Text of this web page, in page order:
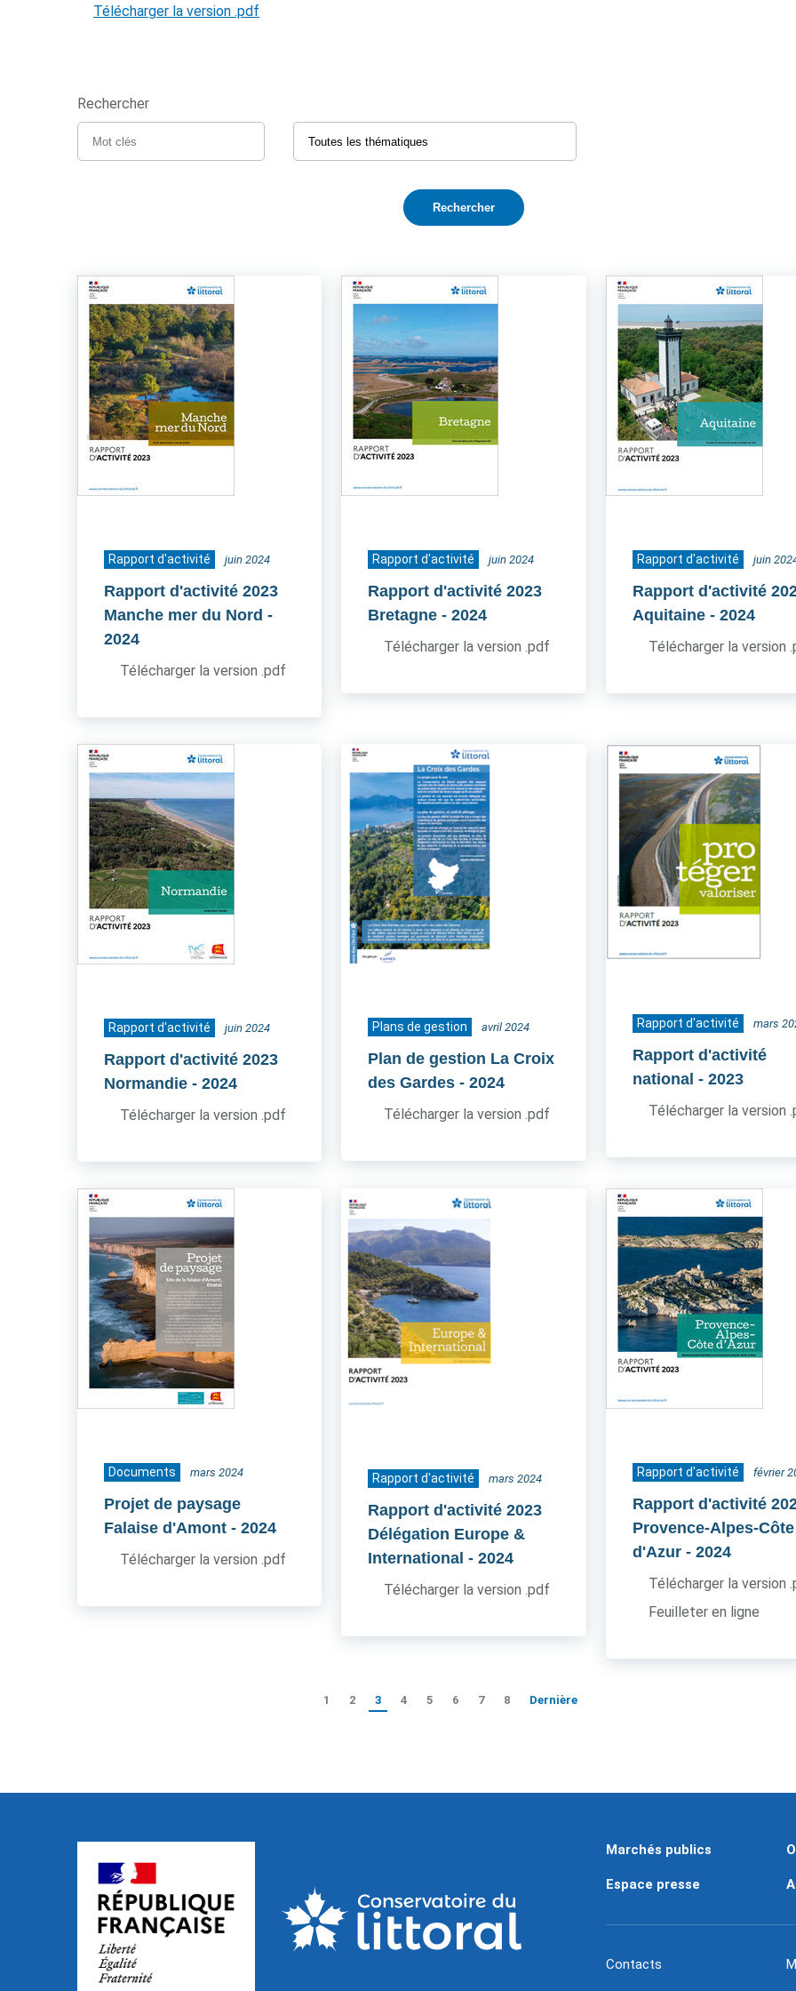
Télécharger la version .pdf
Rechercher
Rapport d'activité juin 2024
Rapport d'activité 2023
Manche mer du Nord -
2024
Télécharger la version .pdf
Rapport d'activité juin 2024
Rapport d'activité 2023
Bretagne - 2024
Télécharger la version .pdf
Rapport d'activité juin
Rapport d'activité
Aquitaine - 2024
Télécharger la version
Rapport d'activité juin 2024
Rapport d'activité 2023
Normandie - 2024
Télécharger la version .pdf
Plans de gestion avril 2024
Plan de gestion La Croix
des Gardes - 2024
Télécharger la version .pdf
Rapport d'activité mars
Rapport d'activité
national - 2023
Télécharger la version
Documents mars 2024
Projet de paysage
Falaise d'Amont - 2024
Télécharger la version .pdf
Rapport d'activité mars 2024
Rapport d'activité 2023
Délégation Europe &
International - 2024
Télécharger la version .pdf
Rapport d'activité février
Rapport d'activité
Provence-Alpes-Côte
d'Azur - 2024
Télécharger la version
Feuilleter en ligne
1 2 3 4 5 6 7 8 Dernière
Marchés publics
Espace presse
Contacts